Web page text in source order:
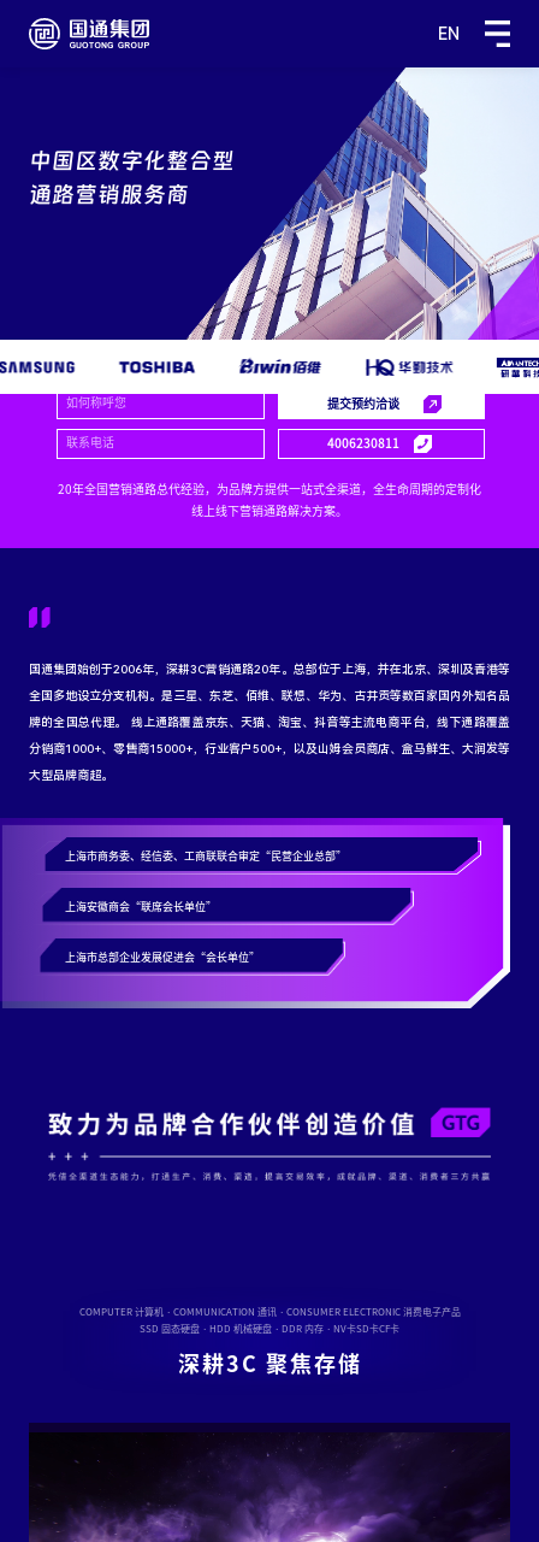
EN
中国区数字化整合型
通路营销服务商
4006230811
20年全国营销通路总代经验，为品牌方提供一站式全渠道，全生命周期的定制化
线上线下营销通路解决方案。
国通集团始创于2006年，深耕3C营销通路20年。总部位于上海，并在北京、深圳及香港等
全国多地设立分支机构。是三星、东芝、佰维、联想、华为、古井贡等数百家国内外知名品
牌的全国总代理。 线上通路覆盖京东、天猫、淘宝、抖音等主流电商平台，线下通路覆盖
分销商1000+、零售商15000+，行业客户500+，以及山姆会员商店、盒马鲜生、大润发等
大型品牌商超。
上海市商务委、经信委、工商联联合审定“民营企业总部”
上海安徽商会“联席会长单位”
上海市总部企业发展促进会“会长单位”
COMPUTER 计算机 · COMMUNICATION 通讯 · CONSUMER ELECTRONIC 消费电子产品
SSD 固态硬盘 · HDD 机械硬盘 · DDR 内存 · NV卡SD卡CF卡
深耕3C 聚焦存储